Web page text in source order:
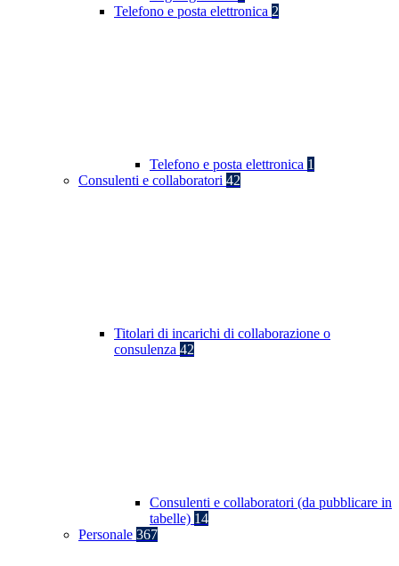
Telefono e posta elettronica 2
Telefono e posta elettronica 1
Consulenti e collaboratori 42
Titolari di incarichi di collaborazione o
consulenza 42
Consulenti e collaboratori (da pubblicare in
tabelle) 14
Personale 367